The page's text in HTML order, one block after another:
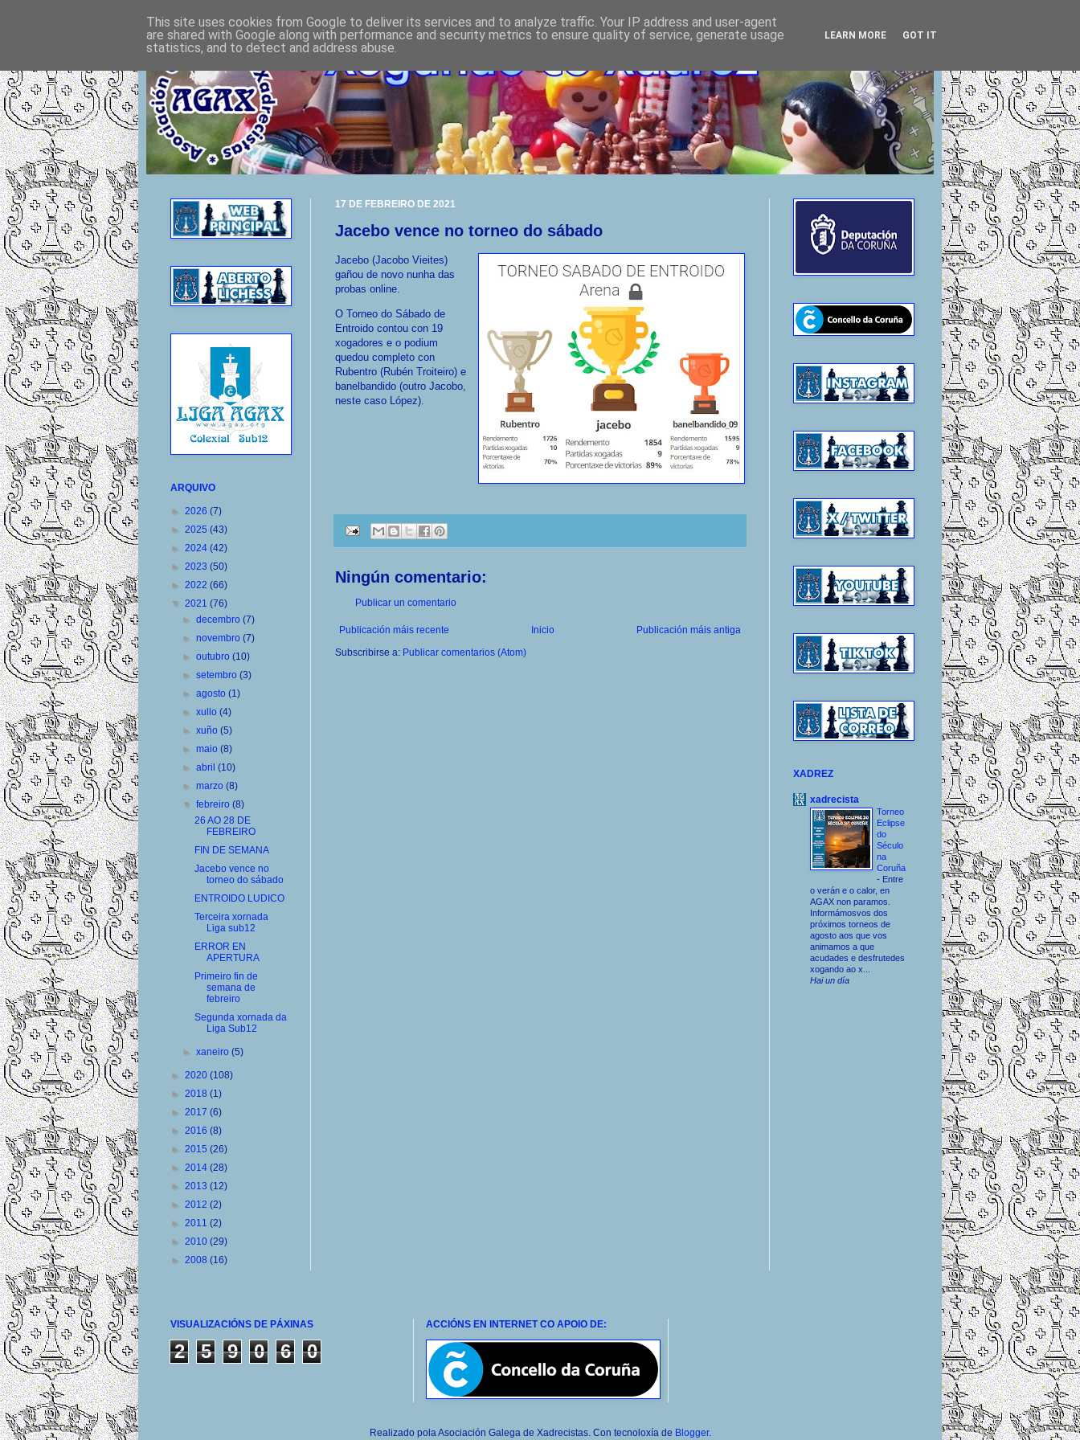
17 DE FEBREIRO DE 2021
Jacebo vence no torneo do sábado
Jacebo (Jacobo Vieites)
gañou de novo nunha das
probas online.
O Torneo do Sábado de
Entroido contou con 19
xogadores e o podium
quedou completo con
Rubentro (Rubén Troiteiro) e
banelbandido (outro Jacobo,
neste caso López).
Ningún comentario:
Publicar un comentario
Publicación máis recente Publicación máis antiga
Inicio
Subscribirse a: Publicar comentarios (Atom)
ARQUIVO
► 2026 (7)
► 2025 (43)
► 2024 (42)
► 2023 (50)
► 2022 (66)
▼ 2021 (76)
►decembro(7)
►novembro(7)
►outubro(10)
►setembro(3)
►agosto(1)
►xullo(4)
►xuño(5)
►maio(8)
►abril(10)
►marzo(8)
▼febreiro(8)
26 AO 28 DE
FEBREIRO
FIN DE SEMANA
Jacebo vence no
torneo do sábado
ENTROIDO LUDICO
Terceira xornada
Liga sub12
ERROR EN
APERTURA
Primeiro fin de
semana de
febreiro
Segunda xornada da
Liga Sub12
►xaneiro(5)
► 2020 (108)
► 2018 (1)
► 2017 (6)
► 2016 (8)
► 2015 (26)
► 2014 (28)
► 2013 (12)
► 2012 (2)
► 2011 (2)
► 2010 (29)
► 2008 (16)
XADREZ
xadrecista
Torneo
Eclipse
do
Século
na
Coruña
- Entre
o verán e o calor, en
AGAX non paramos.
Informámosvos dos
próximos torneos de
agosto aos que vos
animamos a que
acudades e desfrutedes
xogando ao x...
Hai un día
VISUALIZACIÓNS DE PÁXINAS
2 5 9 0 6 0
ACCIÓNS EN INTERNET CO APOIO DE:
Realizado pola Asociación Galega de Xadrecistas. Con tecnoloxía de Blogger.
This site uses cookies from Google to deliver its services and to analyze traffic. Your IP address and user-agent
are shared with Google along with performance and security metrics to ensure quality of service, generate usage
statistics, and to detect and address abuse.
LEARN MORE GOT IT